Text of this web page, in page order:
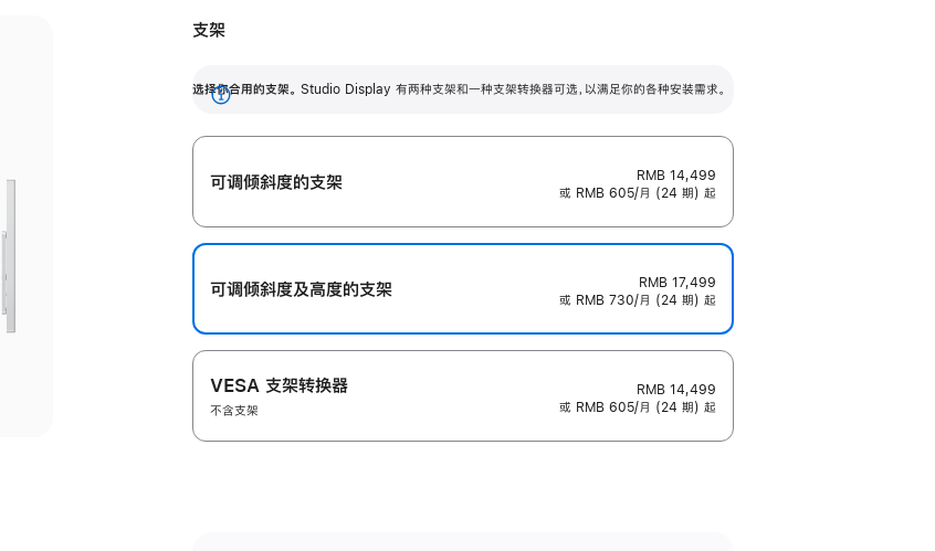
调节范围。
毫米的高度调节范围。
支架
选择你合用的支架。 Studio Display 有两种支架和一种支架转换器可选，以满足你的各种安装需求。
展
开
可调倾斜度的支架
RMB 14,499
或 RMB 605/月 (24 期) 起
可调倾斜度及高‍度的支‍架
RMB 17,499
或 RMB 730/月 (24 期) 起
VESA 支架转换器
不含支架
RMB 14,499
或 RMB 605/月 (24 期) 起